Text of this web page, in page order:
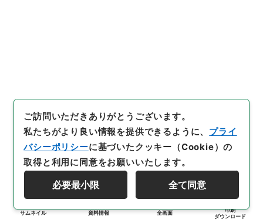
サムネイル 資料情報 全画面
印刷
ダウンロード
ご訪問いただきありがとうございます。
私たちがより良い情報を提供できるように、 プライ
バシーポリシーに基づいたクッキー（Cookie）の
取得と利用に同意をお願いいたします。
必要最小限 全て同意